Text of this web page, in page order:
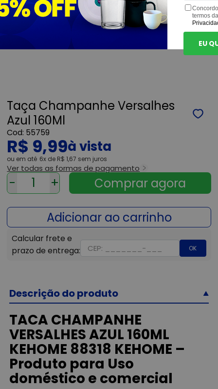
Taça Champanhe Versalhes
Azul 160Ml
55759
R$ 9,99
ou 6x de R$ 1,67 sem juros
Ver todas as formas de pagamento
- +
OK
Descrição do produto
TACA CHAMPANHE
VERSALHES AZUL 160ML
KEHOME 88318 KEHOME –
Produto para Uso
doméstico e comercial
termos
EU